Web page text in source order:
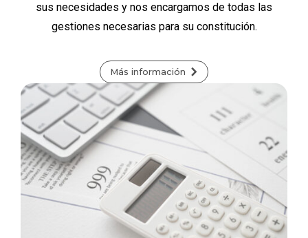
sus necesidades y nos encargamos de todas las
gestiones necesarias para su constitución.
Más información